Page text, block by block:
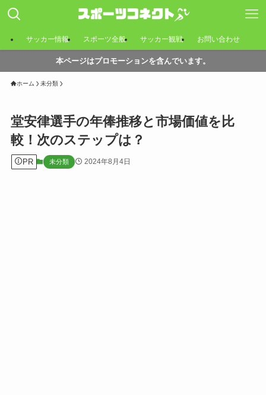
サッカー情報 スポーツ全般 サッカー観戦 お問い合わせ
本ページはプロモーションを含んでいます。
ホーム 未分類
堂安律選手の年俸推移と市場価値を比
較！次のステップは？
PR 未分類 2024年8月4日